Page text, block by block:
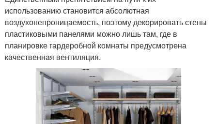
использованию становится абсолютная
воздухонепроницаемость, поэтому декорировать стены
пластиковыми панелями можно лишь там, где в
планировке гардеробной комнаты предусмотрена
качественная вентиляция.